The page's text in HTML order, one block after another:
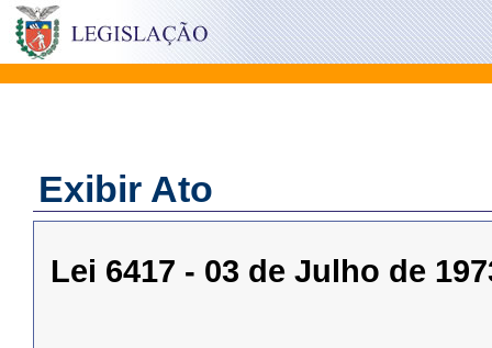
Exibir Ato
Lei 6417 - 03 de Julho de